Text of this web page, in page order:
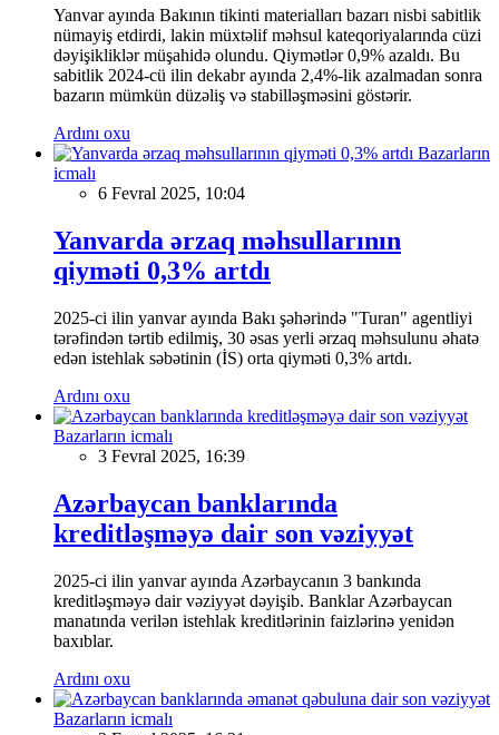
Yanvar ayında Bakının tikinti materialları bazarı nisbi sabitlik
nümayiş etdirdi, lakin müxtəlif məhsul kateqoriyalarında cüzi
dəyişikliklər müşahidə olundu. Qiymətlər 0,9% azaldı. Bu
sabitlik 2024-cü ilin dekabr ayında 2,4%-lik azalmadan sonra
bazarın mümkün düzəliş və stabilləşməsini göstərir.
Ardını oxu
Bazarların
icmalı
6 Fevral 2025, 10:04
Yanvarda ərzaq məhsullarının
qiyməti 0,3% artdı
2025-ci ilin yanvar ayında Bakı şəhərində "Turan" agentliyi
tərəfindən tərtib edilmiş, 30 əsas yerli ərzaq məhsulunu əhatə
edən istehlak səbətinin (İS) orta qiyməti 0,3% artdı.
Ardını oxu
Bazarların icmalı
3 Fevral 2025, 16:39
Azərbaycan banklarında
kreditləşməyə dair son vəziyyət
2025-ci ilin yanvar ayında Azərbaycanın 3 bankında
kreditləşməyə dair vəziyyət dəyişib. Banklar Azərbaycan
manatında verilən istehlak kreditlərinin faizlərinə yenidən
baxıblar.
Ardını oxu
Bazarların icmalı